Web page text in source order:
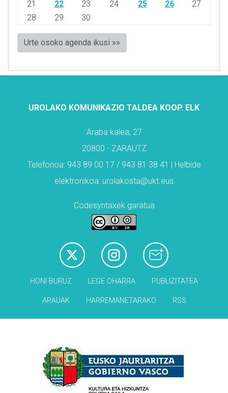
21
22 23 24 25 26
27
28
29 30
Urte osoko agenda ikusi »»
UROLAKO KOMUNIKAZIO TALDEA KOOP. ELK
Araba kalea, 27
20800 - ZARAUTZ
Telefonoa: 943 89 00 17 / 943 81 38 41 | Helbide
elektronikoa: urolakosta@ukt.eus
Codesyntaxek garatua
HONI BURUZ LEGE OHARRA PUBLIZITATEA
ARAUAK HARREMANETARAKO RSS